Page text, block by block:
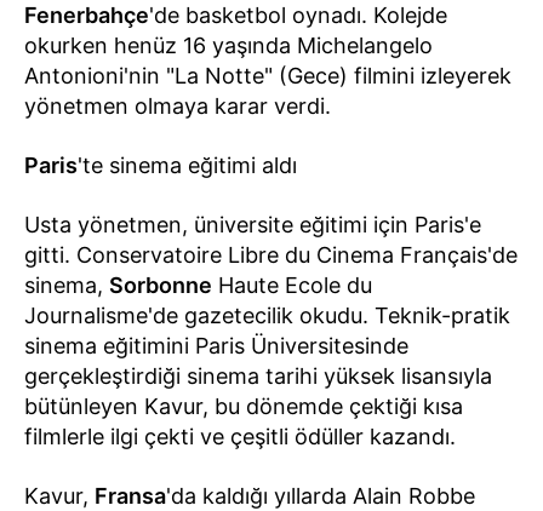
Fenerbahçe'de basketbol oynadı. Kolejde
okurken henüz 16 yaşında Michelangelo
Antonioni'nin "La Notte" (Gece) filmini izleyerek
yönetmen olmaya karar verdi.
Paris'te sinema eğitimi aldı
Usta yönetmen, üniversite eğitimi için Paris'e
gitti. Conservatoire Libre du Cinema Français'de
sinema, Sorbonne Haute Ecole du
Journalisme'de gazetecilik okudu. Teknik-pratik
sinema eğitimini Paris Üniversitesinde
gerçekleştirdiği sinema tarihi yüksek lisansıyla
bütünleyen Kavur, bu dönemde çektiği kısa
filmlerle ilgi çekti ve çeşitli ödüller kazandı.
Kavur, Fransa'da kaldığı yıllarda Alain Robbe